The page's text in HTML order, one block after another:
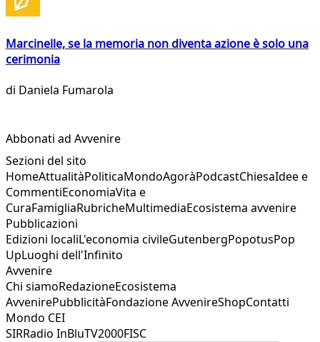
Marcinelle, se la memoria non diventa azione è solo una
cerimonia
di Daniela Fumarola
Abbonati ad Avvenire
Sezioni del sito
HomeAttualitàPoliticaMondoAgoràPodcastChiesaIdee e
CommentiEconomiaVita e
CuraFamigliaRubricheMultimediaEcosistema avvenire
Pubblicazioni
Edizioni localiL'economia civileGutenbergPopotusPop
UpLuoghi dell'Infinito
Avvenire
Chi siamoRedazioneEcosistema
AvvenirePubblicitàFondazione AvvenireShopContatti
Mondo CEI
SIRRadio InBluTV2000FISC